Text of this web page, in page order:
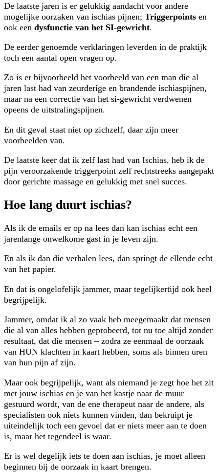
De laatste jaren is er gelukkig aandacht voor andere
mogelijke oorzaken van ischias pijnen; Triggerpoints en
ook een dysfunctie van het SI-gewricht.
De eerder genoemde verklaringen leverden in de praktijk
toch een aantal open vragen op.
Zo is er bijvoorbeeld het voorbeeld van een man die al
jaren last had van zeurderige en brandende ischiaspijnen,
maar na een correctie van het si-gewricht verdwenen
opeens de uitstralingspijnen.
En dit geval staat niet op zichzelf, daar zijn meer
voorbeelden van.
De laatste keer dat ik zelf last had van Ischias, heb ik de
pijn veroorzakende triggerpoint zelf rechtstreeks aangepakt
door gerichte massage en gelukkig met snel succes.
Hoe lang duurt ischias?
Als ik de emails er op na lees dan kan ischias echt een
jarenlange onwelkome gast in je leven zijn.
En als ik dan die verhalen lees, dan springt de ellende echt
van het papier.
En dat is ongelofelijk jammer, maar tegelijkertijd ook heel
begrijpelijk.
Jammer, omdat ik al zo vaak heb meegemaakt dat mensen
die al van alles hebben geprobeerd, tot nu toe altijd zonder
resultaat, dat die mensen – zodra ze eenmaal de oorzaak
van HUN klachten in kaart hebben, soms als binnen uren
van hun pijn af zijn.
Maar ook begrijpelijk, want als niemand je zegt hoe het zit
met jouw ischias en je van het kastje naar de muur
gestuurd wordt, van de ene therapeut naar de andere, als
specialisten ook niets kunnen vinden, dan bekruipt je
uiteindelijk toch een gevoel dat er niets meer aan te doen
is, maar het tegendeel is waar.
Er is wel degelijk iets te doen aan ischias, je moet alleen
beginnen bij de oorzaak in kaart brengen.